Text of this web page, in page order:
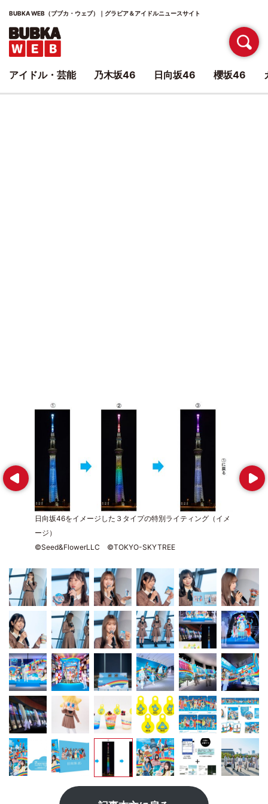
BUBKA WEB（ブブカ・ウェブ）｜グラビア＆アイドルニュースサイト
Prev
日向坂46をイメージした３タイプの特別ライティング（イメ
ージ）
©Seed&FlowerLLC ©TOKYO-SKYTREE
Next
アイドル・芸能 乃木坂46 日向坂46 櫻坂46